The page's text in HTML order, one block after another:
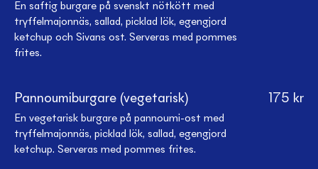
En saftig burgare på svenskt nötkött med
tryffelmajonnäs, sallad, picklad lök, egengjord
ketchup och Sivans ost. Serveras med pommes
frites.
Pannoumiburgare (vegetarisk) 175 kr
En vegetarisk burgare på pannoumi-ost med
tryffelmajonnäs, picklad lök, sallad, egengjord
ketchup. Serveras med pommes frites.